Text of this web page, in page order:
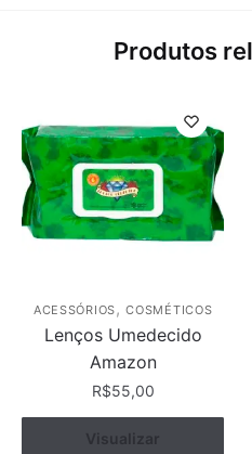
Produtos
ACESSÓRIOS ,COSMÉTICOS
Lenços Umedecido
Amazon
R$55,00
Comprar
Visualizar